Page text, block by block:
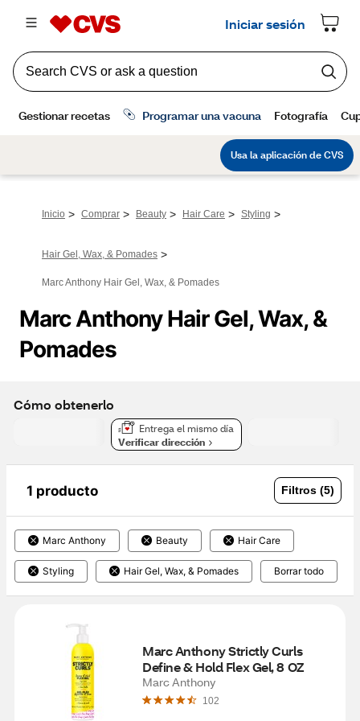
Inicio > Comprar > Beauty > Hair Care > Styling >
Hair Gel, Wax, & Pomades >
Marc Anthony Hair Gel, Wax, & Pomades
Marc Anthony Hair Gel, Wax, &
Pomades
Cómo obtenerlo
Entrega el mismo día
Verificar dirección
1 producto Filtros (5)
Marc Anthony Beauty Hair Care
Styling Hair Gel, Wax, & Pomades Borrar todo
Marc Anthony Strictly Curls
Define & Hold Flex Gel, 8 OZ
Marc Anthony
102